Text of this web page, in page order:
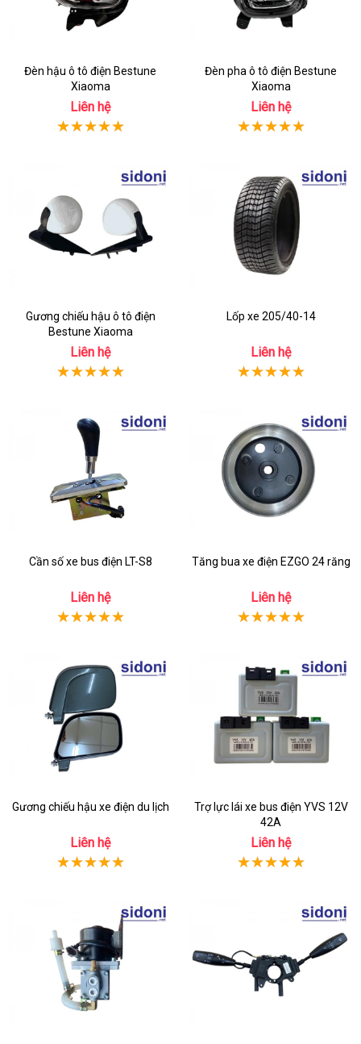
Đèn hậu ô tô điện Bestune
Xiaoma
Liên hệ
Đèn pha ô tô điện Bestune
Xiaoma
Liên hệ
Gương chiếu hậu ô tô điện
Bestune Xiaoma
Liên hệ
Lốp xe 205/40-14
Liên hệ
Cần số xe bus điện LT-S8
Liên hệ
Tăng bua xe điện EZGO 24 răng
Liên hệ
Gương chiếu hậu xe điện du lịch
Liên hệ
Trợ lực lái xe bus điện YVS 12V
42A
Liên hệ